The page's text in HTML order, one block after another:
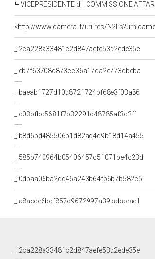
VICEPRESIDENTE di I COMMISSIONE AFFARI
<http://www.camera.it/uri-res/
_:2ca228a33481c2d847aefe53d2ede35e
_:eb7f63708d873cc36a17da2e773dbeba
_:baeab1727d10d8721724bf68e3f03a86
_:d03bfbc5681f7b32291d48785af3c2ff
_:b8d6bd485506b1d82ad4d9b18d14a455
_:585b740964b05406457c51071be4c23d
_:0dbaa06ba2dd46a243b64fb6b7b582c5
_:a8aede6bcf857c9672997a39babaeae1
_:2ca228a33481c2d847aefe53d2ede35e